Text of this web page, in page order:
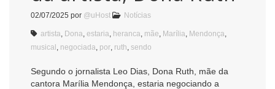
02/07/2025 por @uHost Notícias
artista Dona estaria heranca mãe Marília Mendonça
musical negociada por ruth sendo
Segundo o jornalista Leo Dias, Dona Ruth, mãe da
cantora Marília Mendonça, estaria negociando a